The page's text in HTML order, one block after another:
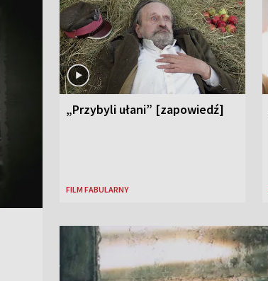
„Przybyli ułani” [zapowiedź]
FILM FABULARNY